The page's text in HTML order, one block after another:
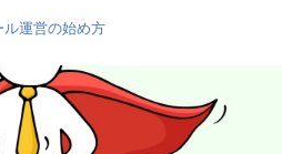
ル運営の始め方